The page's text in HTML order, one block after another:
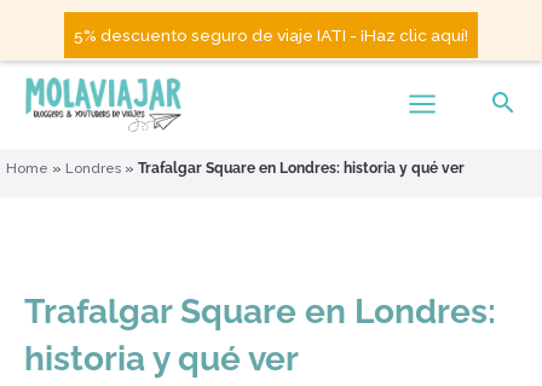
5% descuento seguro de viaje IATI - ¡Haz clic aquí!
Home » Londres » Trafalgar Square en Londres: historia y qué ver
Trafalgar Square en Londres:
historia y qué ver